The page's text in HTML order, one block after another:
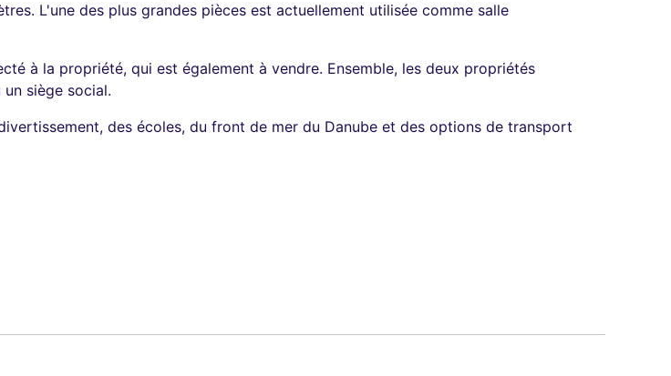
L'une des plus grandes pièces est actuellement utilisée comme salle
à la propriété, qui est également à vendre. Ensemble, les deux propriétés
siège social.
des écoles, du front de mer du Danube et des options de transport